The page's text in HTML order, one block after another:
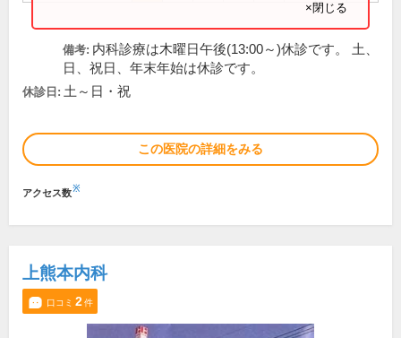
×閉じる
備考: 内科診療は木曜日午後(13:00～)休診です。 土、
日、祝日、年末年始は休診です。
休診日: 土～日・祝
この医院の詳細をみる
アクセス数※
上熊本内科
口コミ 2件